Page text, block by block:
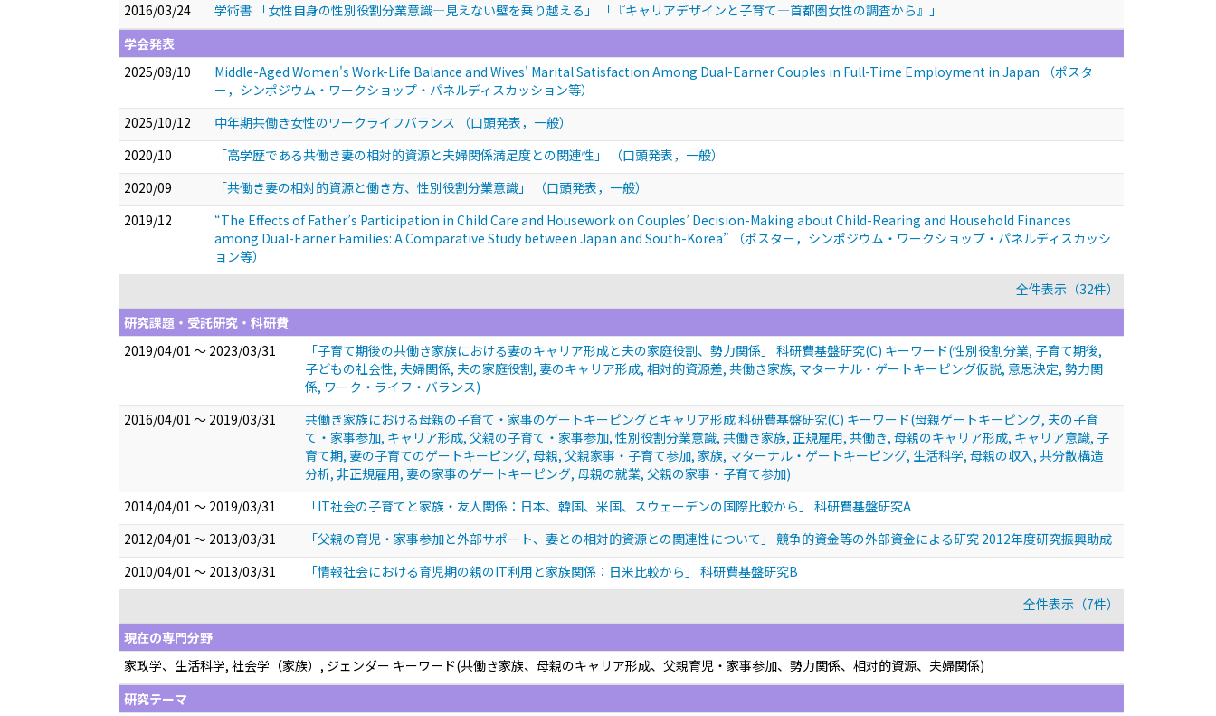
2016/03/24
学術書 「女性自身の性別役割分業意識―見えない壁を乗り越える」 「『キャリアデザインと子育て—首都圏女性の調査から』」
学会発表
2025/08/10
Middle-Aged Women's Work-Life Balance and Wives' Marital Satisfaction Among Dual-Earner Couples in Full-Time Employment in Japan
（ポスタ
ー，シンポジウム・ワークショップ・パネルディスカッション等）
2025/10/12
中年期共働き女性のワークライフバランス
（口頭発表，一般）
2020/10
「高学歴である共働き妻の相対的資源と夫婦関係満足度との関連性」
（口頭発表，一般）
2020/09
「共働き妻の相対的資源と働き方、性別役割分業意識」
（口頭発表，一般）
2019/12
“The Effects of Father’s Participation in Child Care and Housework on Couples’ Decision-Making about Child-Rearing and Household Finances
among Dual-Earner Families: A Comparative Study between Japan and South-Korea”
（ポスター，シンポジウム・ワークショップ・パネルディスカッシ
ョン等）
全件表示（32件）
研究課題・受託研究・科研費
2019/04/01 ～ 2023/03/31
「子育て期後の共働き家族における妻のキャリア形成と夫の家庭役割、勢力関係」 科研費基盤研究(C) キーワード(性別役割分業, 子育て期後,
子どもの社会性, 夫婦関係, 夫の家庭役割, 妻のキャリア形成, 相対的資源差, 共働き家族, マターナル・ゲートキーピング仮説, 意思決定, 勢力関
係, ワーク・ライフ・バランス)
2016/04/01 ～ 2019/03/31
共働き家族における母親の子育て・家事のゲートキーピングとキャリア形成 科研費基盤研究(C) キーワード(母親ゲートキーピング, 夫の子育
て・家事参加, キャリア形成, 父親の子育て・家事参加, 性別役割分業意識, 共働き家族, 正規雇用, 共働き, 母親のキャリア形成, キャリア意識, 子
育て期, 妻の子育てのゲートキーピング, 母親, 父親家事・子育て参加, 家族, マターナル・ゲートキーピング, 生活科学, 母親の収入, 共分散構造
分析, 非正規雇用, 妻の家事のゲートキーピング, 母親の就業, 父親の家事・子育て参加)
2014/04/01 ～ 2019/03/31
「IT社会の子育てと家族・友人関係：日本、韓国、米国、スウェーデンの国際比較から」 科研費基盤研究A
2012/04/01 ～ 2013/03/31
「父親の育児・家事参加と外部サポート、妻との相対的資源との関連性について」 競争的資金等の外部資金による研究 2012年度研究振興助成
2010/04/01 ～ 2013/03/31
「情報社会における育児期の親のIT利用と家族関係：日米比較から」 科研費基盤研究B
全件表示（7件）
現在の専門分野
家政学、生活科学, 社会学（家族）, ジェンダー キーワード(共働き家族、母親のキャリア形成、父親育児・家事参加、勢力関係、相対的資源、夫婦関係)
研究テーマ